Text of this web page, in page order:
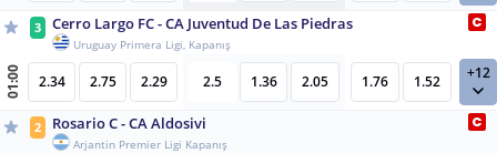
3 Cerro Largo FC - CA Juventud De Las Piedras
Uruguay Primera Ligi, Kapanış
01:00 2.34 2.75 2.29 2.5 1.36 2.05 1.76 1.52 +12
2 Rosario C - CA Aldosivi
Arjantin Premier Ligi Kapanış